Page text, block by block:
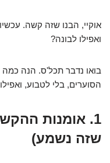
אוקיי, הבנו שזה קשה.
ואפילו לבונה?
בואו נדבר תכל'ס. הנה כמה
הסוערים, בלי לטבוע,
1. אומנות
שזה נשמע)